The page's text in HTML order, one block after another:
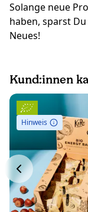
Solange neue
haben, sparst
Neues!
Kund:innen
Hinweis